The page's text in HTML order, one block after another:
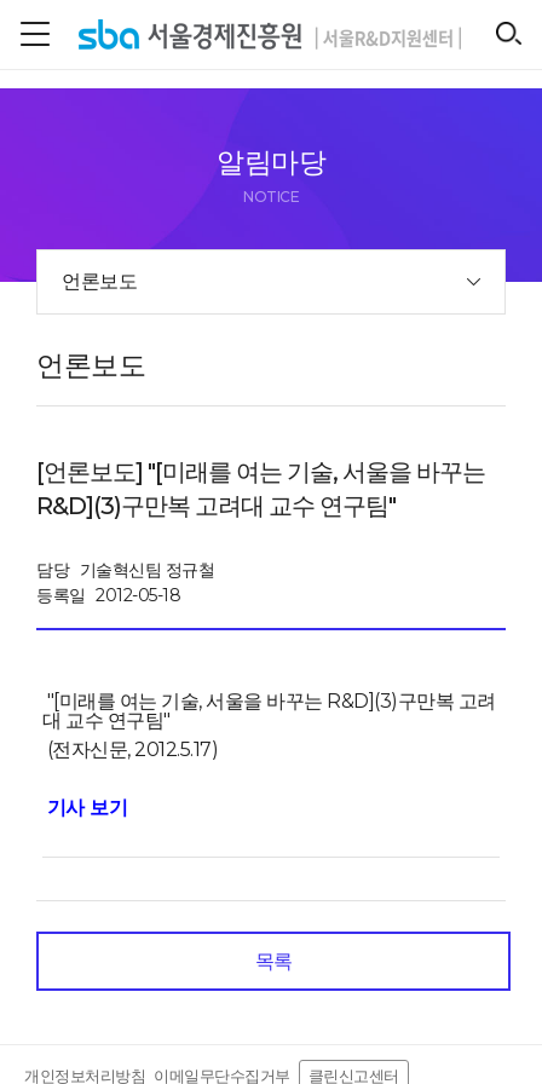
알림마당
NOTICE
언론보도
언론보도
[언론보도] "[미래를 여는 기술, 서울을 바꾸는
R&D](3)구만복 고려대 교수 연구팀"
담당 기술혁신팀 정규철
등록일 2012-05-18
"[미래를 여는 기술, 서울을 바꾸는 R&D](3)구만복 고려
대 교수 연구팀"
(전자신문, 2012.5.17)
기사 보기
목록
개인정보처리방침 이메일무단수집거부 클린신고센터